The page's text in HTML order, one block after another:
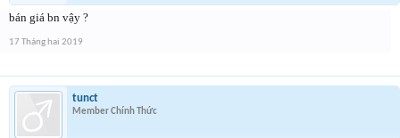
bán giá bn vậy ?
17 Tháng hai 2019
tunct
Member Chính Thức